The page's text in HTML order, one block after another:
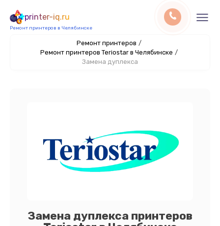
printer-iq.ru
Ремонт принтеров в Челябинске
Ремонт принтеров /
Ремонт принтеров Teriostar в Челябинске /
Замена дуплекса
Замена дуплекса принтеров